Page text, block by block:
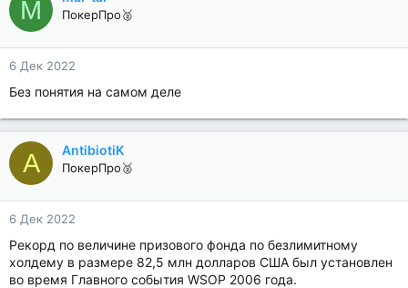
M ПокерПро🥈
6 Дек 2022
Без понятия на самом деле
A AntibiotiK
ПокерПро🥈
6 Дек 2022
Рекорд по величине призового фонда по безлимитному
холдему в размере 82,5 млн долларов США был установлен
во время Главного события WSOP 2006 года.